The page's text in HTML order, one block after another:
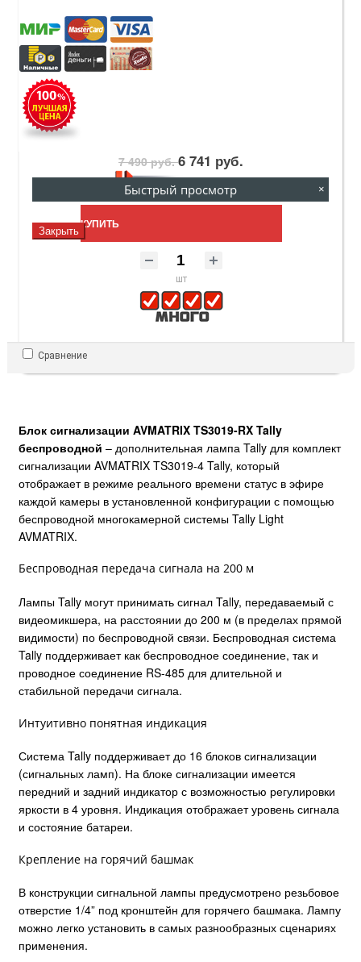
7 490 руб.6 741 руб.
6 741 руб.
КУПИТЬ
шт
Сравнение
Блок сигнализации AVMATRIX TS3019-RX Tally
беспроводной – дополнительная лампа Tally для комплект
сигнализации AVMATRIX TS3019-4 Tally, который
отображает в режиме реального времени статус в эфире
каждой камеры в установленной конфигурации с помощью
беспроводной многокамерной системы Tally Light
AVMATRIX.
Беспроводная передача сигнала на 200 м
Лампы Tally могут принимать сигнал Tally, передаваемый с
видеомикшера, на расстоянии до 200 м (в пределах прямой
видимости) по беспроводной связи. Беспроводная система
Tally поддерживает как беспроводное соединение, так и
проводное соединение RS-485 для длительной и
стабильной передачи сигнала.
Интуитивно понятная индикация
Система Tally поддерживает до 16 блоков сигнализации
(сигнальных ламп). На блоке сигнализации имеется
передний и задний индикатор с возможностью регулировки
яркости в 4 уровня. Индикация отображает уровень сигнала
и состояние батареи.
Крепление на горячий башмак
В конструкции сигнальной лампы предусмотрено резьбовое
отверстие 1/4” под кронштейн для горячего башмака. Лампу
можно легко установить в самых разнообразных сценариях
применения.
Быстрый просмотр ×
Закрыть